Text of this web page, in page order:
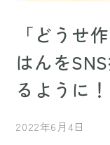
「どうせ
はんを
るように！
2022年6月4日